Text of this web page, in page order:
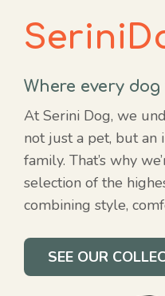
Where every
At Serini Dog, we
not just a pet, but
family. That’s why
selection of the
combining style,
SEE OUR